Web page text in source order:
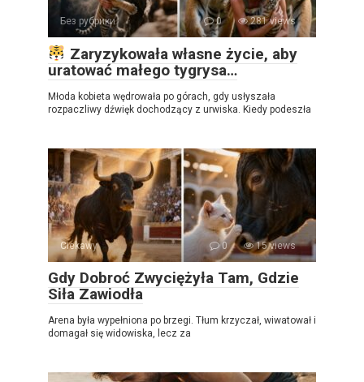
Без рубрики 0 281 views
Zaryzykowała własne życie, aby
uratować małego tygrysa…
Młoda kobieta wędrowała po górach, gdy usłyszała
rozpaczliwy dźwięk dochodzący z urwiska. Kiedy podeszła
Ciekawy 0 15 views
Gdy Dobroć Zwyciężyła Tam, Gdzie
Siła Zawiodła
Arena była wypełniona po brzegi. Tłum krzyczał, wiwatował i
domagał się widowiska, lecz za